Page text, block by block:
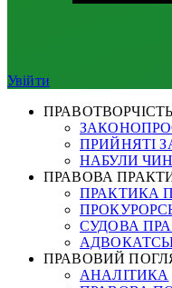
Увійти
ПРАВОТВОРЧІСТЬ
ПРИЙНЯТІ
НАБУЛИ
ПРАВОВА
ПРАКТИКА
СУДОВА
ПРАВОВИЙ
АНАЛІТИКА